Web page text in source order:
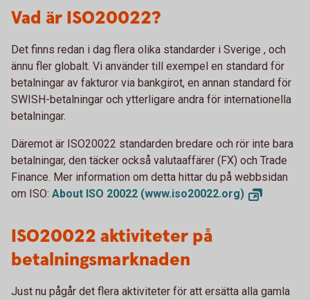
Vad är ISO20022?
Det finns redan i dag flera olika standarder i Sverige , och
ännu fler globalt. Vi använder till exempel en standard för
betalningar av fakturor via bankgirot, en annan standard för
SWISH-betalningar och ytterligare andra för internationella
betalningar.
Däremot är ISO20022 standarden bredare och rör inte bara
betalningar, den täcker också valutaaffärer (FX) och Trade
Finance. Mer information om detta hittar du på webbsidan
om ISO: About ISO 20022 (www.iso20022.org)
ISO20022 aktiviteter på
betalningsmarknaden
Just nu pågår det flera aktiviteter för att ersätta alla gamla